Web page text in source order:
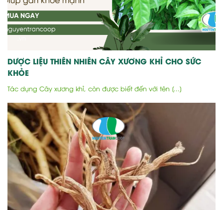
DƯỢC LIỆU THIÊN NHIÊN CÂY XƯƠNG KHỈ CHO SỨC
KHỎE
Tác dụng Cây xương khỉ, còn được biết đến với tên [...]